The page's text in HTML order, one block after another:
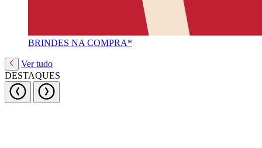
BRINDES NA COMPRA*
Ver tudo
DESTAQUES